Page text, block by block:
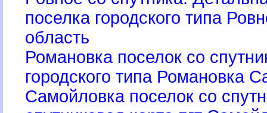
поселка городского типа
область
Романовка поселок со
ородского типа Романовка
Самойловка поселок со